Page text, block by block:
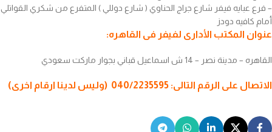
– فرع عبايه فيفر شارع جراج الحناوي ( شارع دوللي ) المتفرع من شكري القواتلي
أمام كافيه دودز
عنوان المكتب الأدارى لفيفر فى القاهره:
القاهره – مدينة نصر – 14 ش اسماعيل قباني بجوار ماركت سعودي
الاتصال على الرقم التالى: 040/2235595 (وليس لدينا ارقام اخرى)